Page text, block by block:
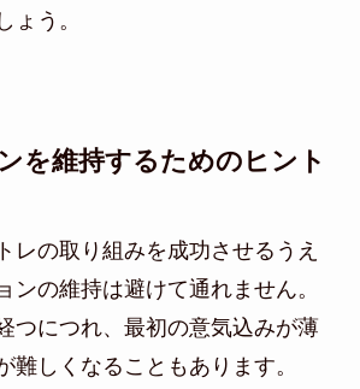
ょう。
を維持するためのヒント
レの取り組みを成功させるうえ
ンの維持は避けて通れません。
つにつれ、最初の意気込みが薄
難しくなることもあります。